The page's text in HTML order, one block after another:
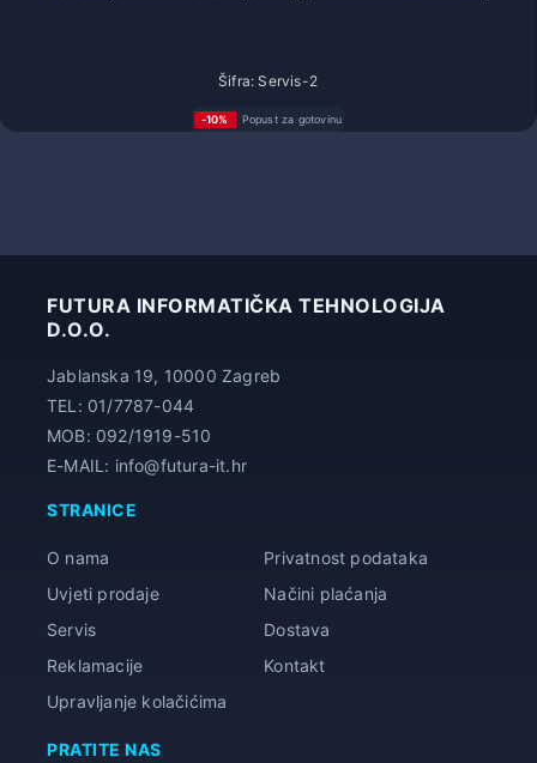
Šifra: Servis-2
-10% Popust za gotovinu
55,56 €
FUTURA INFORMATIČKA TEHNOLOGIJA
D.O.O.
Jablanska 19, 10000 Zagreb
TEL: 01/7787-044
MOB: 092/1919-510
E-MAIL: info@futura-it.hr
STRANICE
O nama
Privatnost podataka
Uvjeti prodaje
Načini plaćanja
Servis
Dostava
Reklamacije
Kontakt
Upravljanje kolačićima
PRATITE NAS